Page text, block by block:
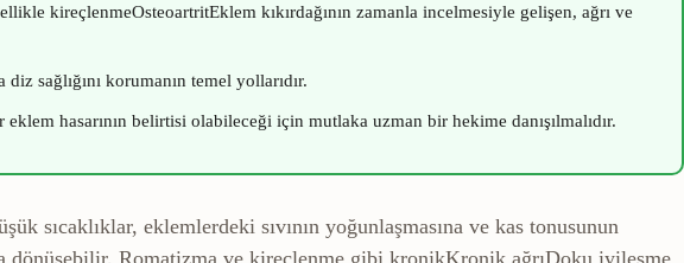
kireçlenmeOsteoartritEklem kıkırdağının zamanla incelmesiyle gelişen, ağrı ve
sağlığını korumanın temel yollarıdır.
hasarının belirtisi olabileceği için mutlaka uzman bir hekime danışılmalıdır.
sıcaklıklar, eklemlerdeki sıvının yoğunlaşmasına ve kas tonusunun
dönüşebilir. Romatizma ve kireçlenme gibi kronikKronik ağrıDoku iyileşme